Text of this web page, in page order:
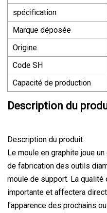
spécification
Marque déposée
Origine
Code SH
Capacité de production
Description du
Description du produit
Le moule en graphite joue
de fabrication des outils
moule de support. La
importante et affectera
l'apparence des prochains